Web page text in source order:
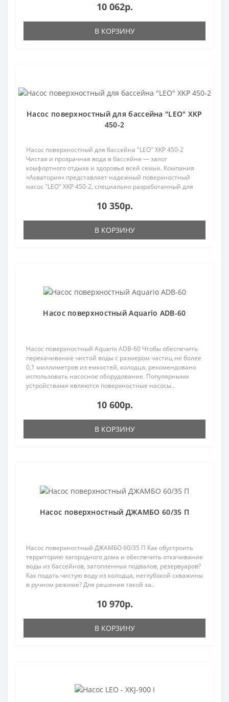
10 062р.
В КОРЗИНУ
Насос поверхностный для бассейна "LEO" XKP
450-2
Насос поверхностный для бассейна "LEO" XKP 450-2
Чистая и прозрачная вода в бассейне — залог
комфортного отдыха и здоровья всей семьи. Компания
«Акватория» представляет надежный поверхностный
насос "LEO" XKP 450-2, специально разработанный для
10 350р.
В КОРЗИНУ
Насос поверхностный Aquario ADB-60
Насос поверхностный Aquario ADB-60 Чтобы обеспечить
перекачивание чистой воды с размером частиц не более
0,1 миллиметров из емкостей, колодца, рекомендовано
использовать насосное оборудование. Популярными
устройствами являются поверхностные насосы..
10 600р.
В КОРЗИНУ
Насос поверхностный ДЖАМБО 60/35 П
Насос поверхностный ДЖАМБО 60/35 П Как обустроить
территорию загородного дома и обеспечить откачивание
воды из бассейнов, затопленных подвалов, резервуаров?
Как подать чистую воду из колодца, неглубокой скважины
в ручном режиме? Для решения такой за..
10 970р.
В КОРЗИНУ